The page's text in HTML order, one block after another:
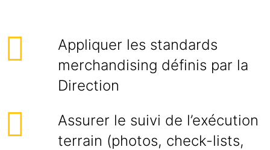
Appliquer les standards
merchandising définis par la
Direction
Assurer le suivi de l’exécution
terrain (photos, check-lists,